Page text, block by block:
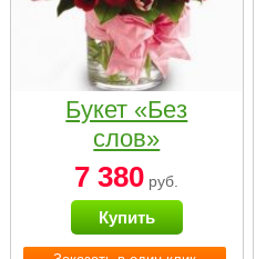
Букет «Без
слов»
7 380 руб.
Купить